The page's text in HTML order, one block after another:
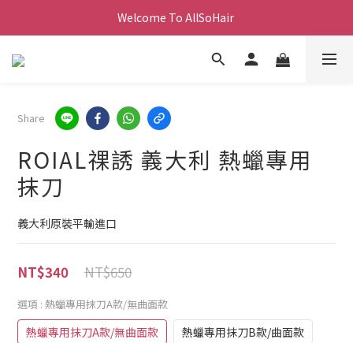
Welcome To AllSoHair
Share
ROIAL祼誘 義大利 熱蠟專用
抹刀
義大利原裝平輸進口
NT$650
NT$340
選項 : 熱蠟專用抹刀A款/無曲面款
熱蠟專用抹刀A款/無曲面款 熱蠟專用抹刀B款/曲面款